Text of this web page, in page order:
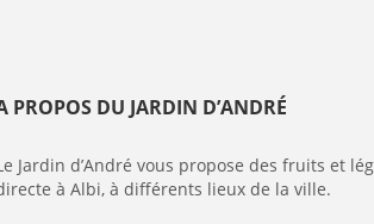
PROPOS DU JARDIN D’ANDRÉ
Jardin d’André vous propose des fruits et
à Albi, à différents lieux de la ville.